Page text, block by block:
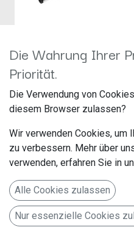
Anschlusskabel
Artikelnummer: A21991
9,98€ Alle Preise inkl. MwSt.
Die Wahrung Ihrer
Priorität.
Die Verwendung von
diesem Browser zulassen?
Wir verwenden Cookies, um
zu verbessern. Mehr über
verwenden, erfahren Sie in
Alle Cookies zulassen
Nur essenzielle Cookies